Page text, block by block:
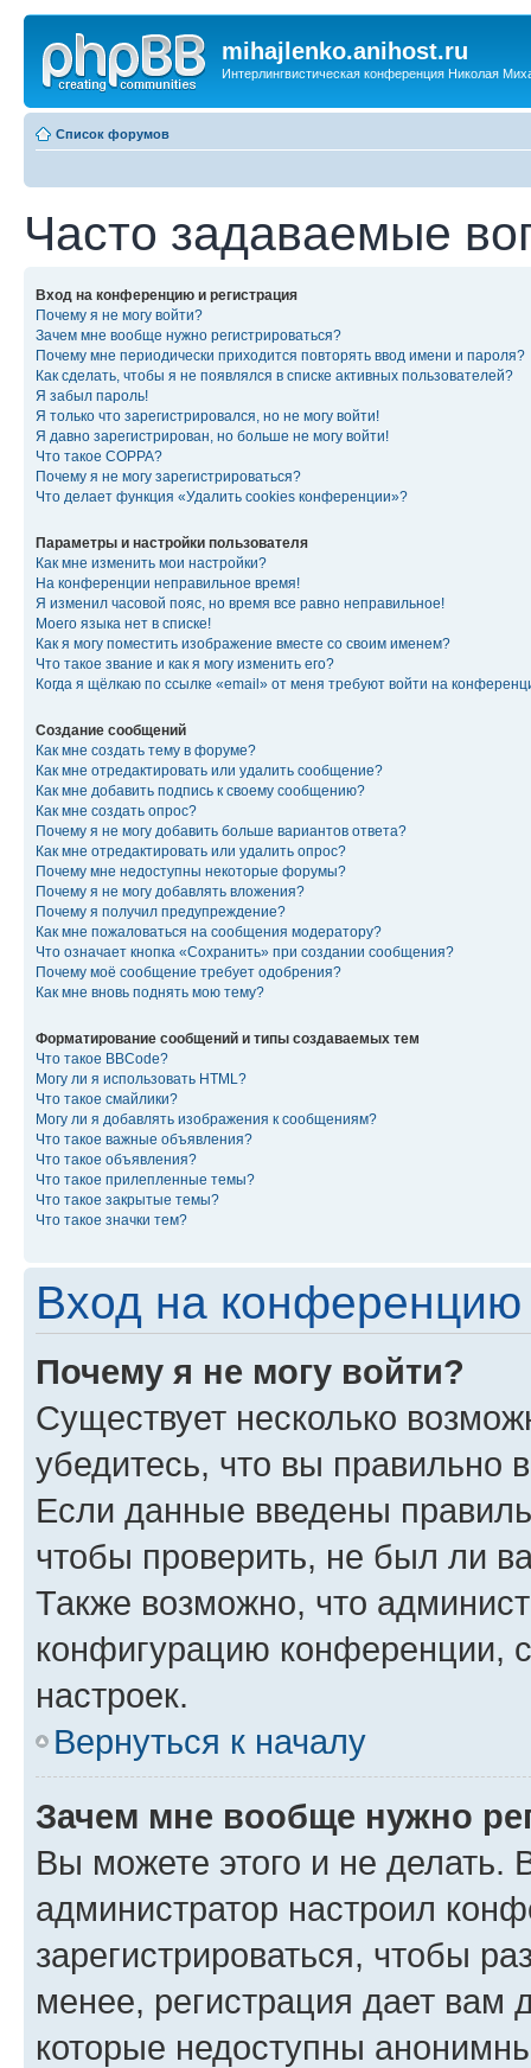
mihajlenko.anihost.ru
Интерлингвистическая конференция Николая
Список форумов
Часто задаваемые
Вход на конференцию и регистрация
Почему я не могу войти?
Зачем мне вообще нужно регистрироваться?
Почему мне периодически приходится повторять ввод имени и пароля?
Как сделать, чтобы я не появлялся в списке активных пользователей?
Я забыл пароль!
Я только что зарегистрировался, но не могу войти!
Я давно зарегистрирован, но больше не могу войти!
Что такое COPPA?
Почему я не могу зарегистрироваться?
Что делает функция «Удалить cookies конференции»?
Параметры и настройки пользователя
Как мне изменить мои настройки?
На конференции неправильное время!
Я изменил часовой пояс, но время все равно неправильное!
Моего языка нет в списке!
Как я могу поместить изображение вместе со своим именем?
Что такое звание и как я могу изменить его?
Когда я щёлкаю по ссылке «email» от меня требуют войти на
Создание сообщений
Как мне создать тему в форуме?
Как мне отредактировать или удалить сообщение?
Как мне добавить подпись к своему сообщению?
Как мне создать опрос?
Почему я не могу добавить больше вариантов ответа?
Как мне отредактировать или удалить опрос?
Почему мне недоступны некоторые форумы?
Почему я не могу добавлять вложения?
Почему я получил предупреждение?
Как мне пожаловаться на сообщения модератору?
Что означает кнопка «Сохранить» при создании сообщения?
Почему моё сообщение требует одобрения?
Как мне вновь поднять мою тему?
Форматирование сообщений и типы создаваемых тем
Что такое BBCode?
Могу ли я использовать HTML?
Что такое смайлики?
Могу ли я добавлять изображения к сообщениям?
Что такое важные объявления?
Что такое объявления?
Что такое прилепленные темы?
Что такое закрытые темы?
Что такое значки тем?
Вход на конференцию
Почему я не могу войти?
Существует несколько
убедитесь, что вы правильно
Если данные введены
чтобы проверить, не был ли
Также возможно, что
конфигурацию конференции,
настроек.
Вернуться к началу
Зачем мне вообще нужно
Вы можете этого и не делать.
администратор настроил
зарегистрироваться, чтобы
менее, регистрация дает вам
которые недоступны